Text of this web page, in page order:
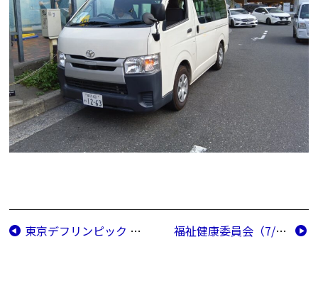
東京デフリンピック トークショー 福祉健康委員会（7/9）